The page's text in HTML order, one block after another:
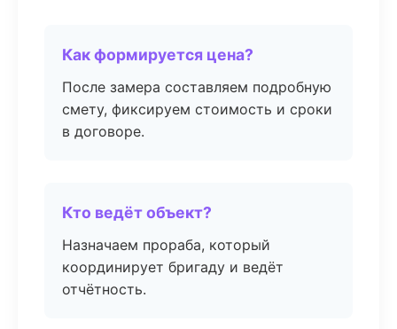
Как формируется цена?
После замера составляем подробную
смету, фиксируем стоимость и сроки
в договоре.
Кто ведёт объект?
Назначаем прораба, который
координирует бригаду и ведёт
отчётность.